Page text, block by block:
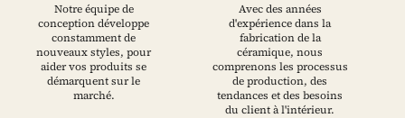
Notre équipe de
conception développe
constamment de
nouveaux styles, pour
aider vos produits se
démarquent sur le
marché.
Avec des années
d'expérience dans la
fabrication de la
céramique, nous
comprenons les processus
de production, des
tendances et des besoins
du client à l'intérieur.